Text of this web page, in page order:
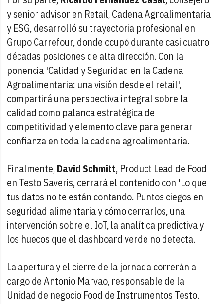
y senior advisor en Retail, Cadena Agroalimentaria
y ESG, desarrolló su trayectoria profesional en
Grupo Carrefour, donde ocupó durante casi cuatro
décadas posiciones de alta dirección. Con la
ponencia 'Calidad y Seguridad en la Cadena
Agroalimentaria: una visión desde el retail',
compartirá una perspectiva integral sobre la
calidad como palanca estratégica de
competitividad y elemento clave para generar
confianza en toda la cadena agroalimentaria.
Finalmente,David Schmitt, Product Lead de Food
en Testo Saveris, cerrará el contenido con 'Lo que
tus datos no te están contando. Puntos ciegos en
seguridad alimentaria y cómo cerrarlos, una
intervención sobre el IoT, la analítica predictiva y
los huecos que el dashboard verde no detecta.
La apertura y el cierre de la jornada correrán a
cargo de Antonio Marvao, responsable de la
Unidad de negocio Food de Instrumentos Testo.